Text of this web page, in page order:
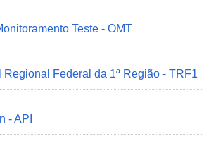
Teste - OMT
Regional Federal da 1ª Região - TRF1
- API